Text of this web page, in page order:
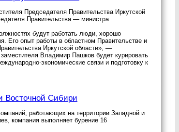
Председателя Правительства Иркутской
Правительства — министра
будут работать люди, хорошо
Его опыт работы в областном Правительстве и
Иркутской области», —
Владимир Пашков будет курировать
экономические связи и подготовку к
Восточной Сибири
работающих на территории Западной и
компания выполняет бурение 16